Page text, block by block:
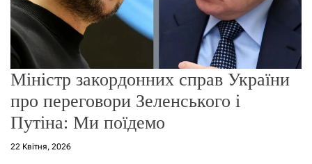
Міністр закордонних справ України
про переговори Зеленського і
Путіна: Ми поїдемо
22 Квітня, 2026